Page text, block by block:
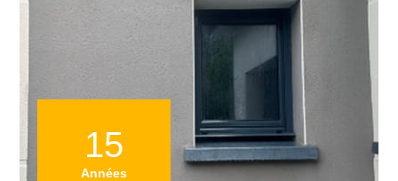
15
Années